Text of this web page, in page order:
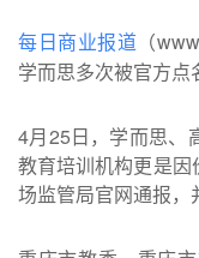
每日商业报道
（
学而思多次被官方点
4月25日，学而思、
教育培训机构更是
场监管局官网通报，